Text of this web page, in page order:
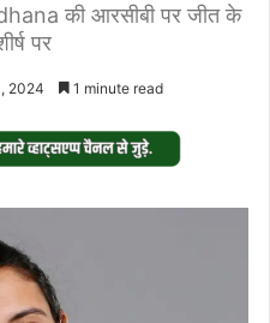
की आरसीबी पर जीत के
पर
2024 1 minute read